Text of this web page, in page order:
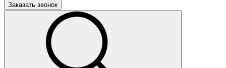
Заказать звонок